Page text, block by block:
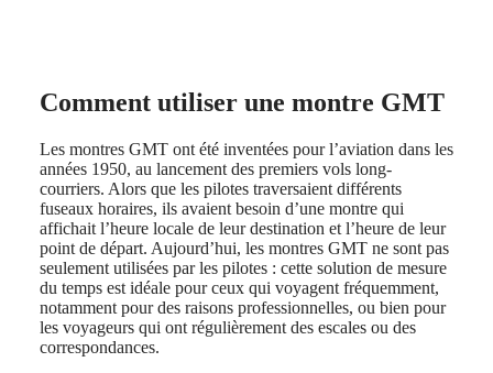
PILOT
SPIRIT
PILOT
FLYBACK
Elegance
MINI
DOLCEVITA
LONGINES
DOLCEVITA
LONGINES
特
行
政
區
Malaysia
Singapore
台
湾
地
區
Comment utiliser une montre GMT
Les montres GMT ont été inventées pour l’aviation dans les
années 1950, au lancement des premiers vols long-
courriers. Alors que les pilotes traversaient différents
fuseaux horaires, ils avaient besoin d’une montre qui
affichait l’heure locale de leur destination et l’heure de leur
point de départ. Aujourd’hui, les montres GMT ne sont pas
seulement utilisées par les pilotes : cette solution de mesure
du temps est idéale pour ceux qui voyagent fréquemment,
notamment pour des raisons professionnelles, ou bien pour
les voyageurs qui ont régulièrement des escales ou des
correspondances.